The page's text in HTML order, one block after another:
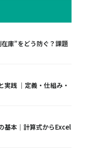
庫”をどう防ぐ？課題
実践 ｜定義・仕組み・
基本｜計算式からExcel